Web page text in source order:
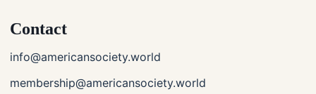
Contact
info@americansociety.world
membership@americansociety.world